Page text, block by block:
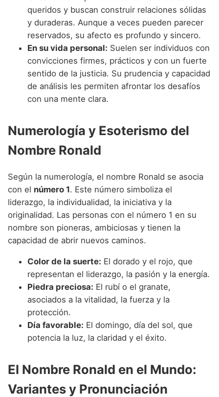
queridos y buscan construir relaciones sólidas
y duraderas. Aunque a veces pueden parecer
reservados, su afecto es profundo y sincero.
En su vida personal: Suelen ser individuos con
convicciones firmes, prácticos y con un fuerte
sentido de la justicia. Su prudencia y capacidad
de análisis les permiten afrontar los desafíos
con una mente clara.
Numerología y Esoterismo del
Nombre Ronald
Según la numerología, el nombre Ronald se asocia
con el número 1. Este número simboliza el
liderazgo, la individualidad, la iniciativa y la
originalidad. Las personas con el número 1 en su
nombre son pioneras, ambiciosas y tienen la
capacidad de abrir nuevos caminos.
Color de la suerte: El dorado y el rojo, que
representan el liderazgo, la pasión y la energía.
Piedra preciosa: El rubí o el granate,
asociados a la vitalidad, la fuerza y la
protección.
Día favorable: El domingo, día del sol, que
potencia la luz, la claridad y el éxito.
El Nombre Ronald en el Mundo:
Variantes y Pronunciación